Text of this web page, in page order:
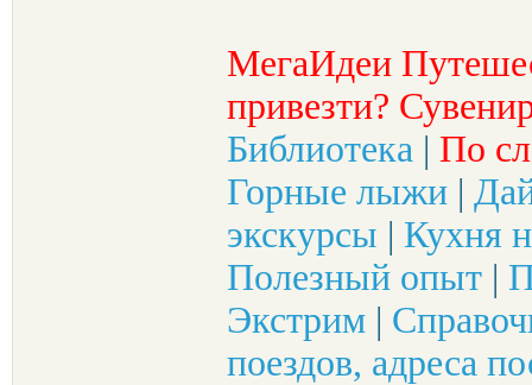
МегаИдеи
привезти?
Библиотека | По
Горные лыжи |
экскурсы | Кухня
Полезный опыт |
Экстрим |
поездов, адреса